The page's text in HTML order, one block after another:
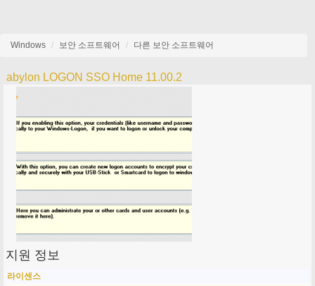
Windows 보안 소프트웨어 다른 보안 소프트웨어
abylon LOGON SSO Home 11.00.2
지원 정보
라이센스